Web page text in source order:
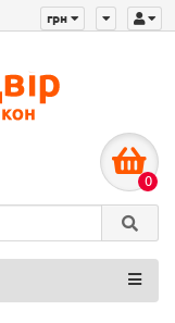
грн
0